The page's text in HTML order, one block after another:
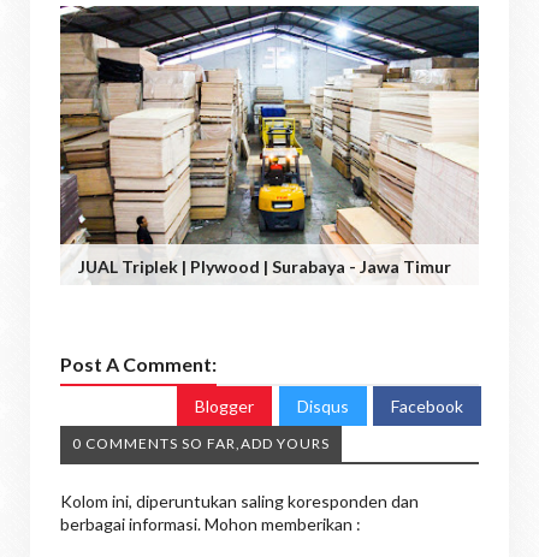
JUAL Triplek | Plywood | Surabaya - Jawa Timur
Post A Comment:
Blogger Disqus Facebook
0 COMMENTS SO FAR,ADD YOURS
Kolom ini, diperuntukan saling koresponden dan
berbagai informasi. Mohon memberikan :